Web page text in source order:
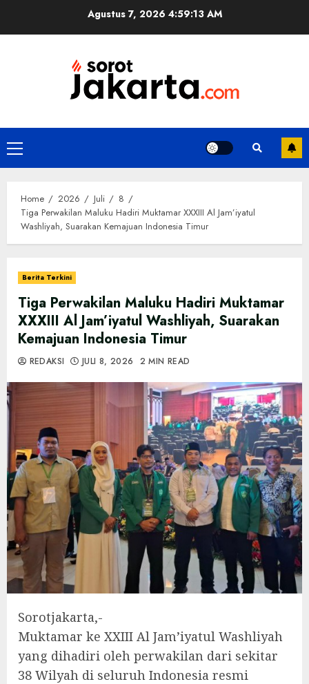
Agustus 7, 2026 4:59:14 AM
Primary
Menu
Home 2026 Juli
8
Tiga Perwakilan Maluku Hadiri Muktamar XXXIII Al Jam’iyatul
Washliyah, Suarakan Kemajuan Indonesia Timur
Berita Terkini
Tiga Perwakilan Maluku Hadiri Muktamar
XXXIII Al Jam’iyatul Washliyah, Suarakan
Kemajuan Indonesia Timur
REDAKSI JULI 8, 2026 2 MIN READ
Sorotjakarta,-
Muktamar ke XXIII Al Jam’iyatul Washliyah
yang dihadiri oleh perwakilan dari sekitar
38 Wilyah di seluruh Indonesia resmi